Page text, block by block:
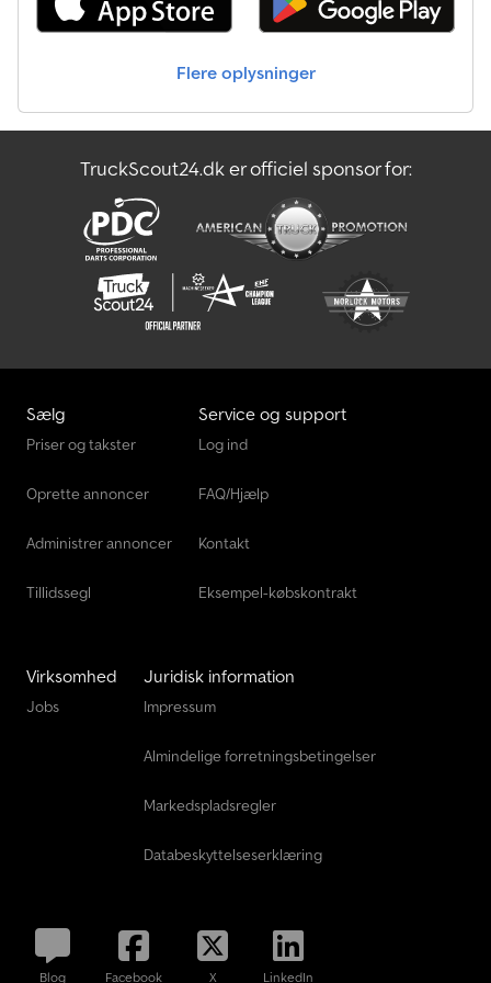
Flere oplysninger
TruckScout24.dk er officiel sponsor for:
Sælg
Priser og takster
Oprette annoncer
Administrer annoncer
Tillidssegl
Service og support
Log ind
FAQ/Hjælp
Kontakt
Eksempel-købskontrakt
Virksomhed
Jobs
Juridisk information
Impressum
Almindelige forretningsbetingelser
Markedspladsregler
Databeskyttelseserklæring
Blog Facebook X LinkedIn